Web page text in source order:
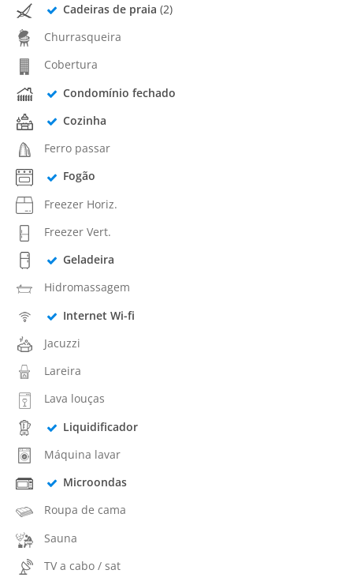
Cadeiras de praia (2)
Churrasqueira
Cobertura
Condomínio fechado
Cozinha
Ferro passar
Fogão
Freezer Horiz.
Freezer Vert.
Geladeira
Hidromassagem
Internet Wi-fi
Jacuzzi
Lareira
Lava louças
Liquidificador
Máquina lavar
Microondas
Roupa de cama
Sauna
TV a cabo / sat